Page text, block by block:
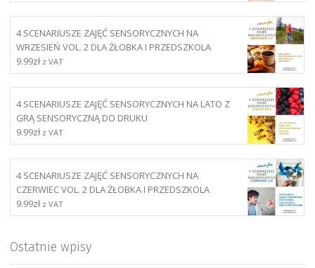
4 SCENARIUSZE ZAJĘĆ SENSORYCZNYCH NA
WRZESIEŃ VOL. 2 DLA ŻŁOBKA I PRZEDSZKOLA
9.99zł z VAT
4 SCENARIUSZE ZAJĘĆ SENSORYCZNYCH NA LATO Z
GRĄ SENSORYCZNĄ DO DRUKU
9.99zł z VAT
4 SCENARIUSZE ZAJĘĆ SENSORYCZNYCH NA
CZERWIEC VOL. 2 DLA ŻŁOBKA I PRZEDSZKOLA
9.99zł z VAT
Ostatnie wpisy